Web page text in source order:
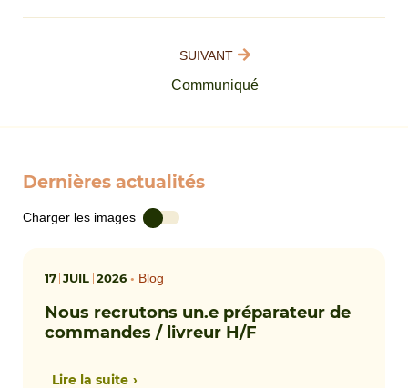
SUIVANT
Communiqué
Dernières actualités
Charger les images
17 JUIL 2026• Blog
Nous recrutons un.e préparateur de
commandes / livreur H/F
Lire la suite